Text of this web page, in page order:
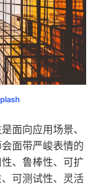
面向应用场景、
面带严峻表情的
、鲁棒性、可扩
可测试性、灵活